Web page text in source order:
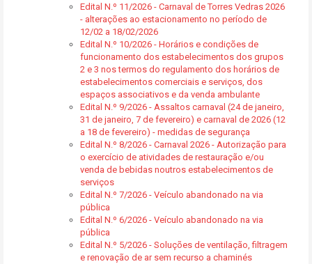
Edital N.º 11/2026 - Carnaval de Torres Vedras 2026
- alterações ao estacionamento no período de
12/02 a 18/02/2026
Edital N.º 10/2026 - Horários e condições de
funcionamento dos estabelecimentos dos grupos
2 e 3 nos termos do regulamento dos horários de
estabelecimentos comerciais e serviços, dos
espaços associativos e da venda ambulante
Edital N.º 9/2026 - Assaltos carnaval (24 de janeiro,
31 de janeiro, 7 de fevereiro) e carnaval de 2026 (12
a 18 de fevereiro) - medidas de segurança
Edital N.º 8/2026 - Carnaval 2026 - Autorização para
o exercício de atividades de restauração e/ou
venda de bebidas noutros estabelecimentos de
serviços
Edital N.º 7/2026 - Veículo abandonado na via
pública
Edital N.º 6/2026 - Veículo abandonado na via
pública
Edital N.º 5/2026 - Soluções de ventilação, filtragem
e renovação de ar sem recurso a chaminés